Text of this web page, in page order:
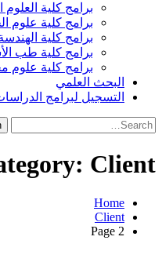
برامج كلية العلوم
برامج كلية علوم
برامج كلية
برامج كلية طب
برامج كلية علوم
البحث العلمي
التسجيل لبرامج
Search
for:
Client
Home
Client
Page 2